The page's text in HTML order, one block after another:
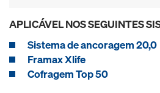
APLICÁVEL NOS SEGUINTES
Sistema de ancoragem 20,0
Framax Xlife
Cofragem Top 50